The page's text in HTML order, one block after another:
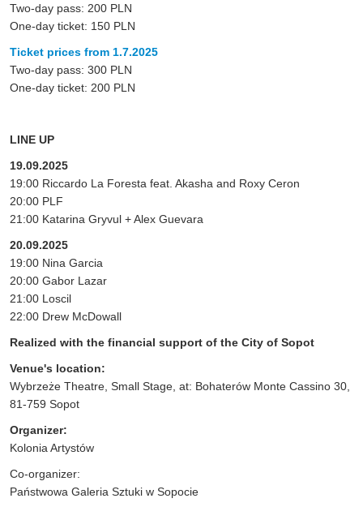
Two-day pass: 200 PLN
One-day ticket: 150 PLN
Ticket prices from 1.7.2025
Two-day pass: 300 PLN
One-day ticket: 200 PLN
LINE UP
19.09.2025
19:00 Riccardo La Foresta feat. Akasha and Roxy Ceron
20:00 PLF
21:00 Katarina Gryvul + Alex Guevara
20.09.2025
19:00 Nina Garcia
20:00 Gabor Lazar
21:00 Loscil
22:00 Drew McDowall
Realized with the financial support of the City of Sopot
Venue's location:
Wybrzeże Theatre, Small Stage, at: Bohaterów Monte Cassino 30,
81-759 Sopot
Organizer:
Kolonia Artystów
Co-organizer:
Państwowa Galeria Sztuki w Sopocie